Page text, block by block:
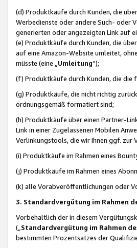
(d) Produktkäufe durch Kunden, die
Werbedienste oder andere Such- oder
generierten oder angezeigten Link auf
(e) Produktkäufe durch Kunden, die
auf eine Amazon-Website umleitet,
müsste (eine „ Umleitung“);
(f) Produktkäufe durch Kunden, die die
(g) Produktkäufe, die nicht richtig
ordnungsgemäß formatiert sind;
(h) Produktkäufe über einen Partner-
Link in einer Zugelassenen Mobilen
Verlinkungstools, die wir Ihnen ggf. zur
(i) Produktkäufe im Rahmen eines
(j) Produktkäufe im Rahmen eines
(k) alle Vorabveröffentlichungen oder
3. Standardvergütung im Rahmen
Vorbehaltlich der in diesem
(„ Standardvergütung im Rahmen
bestimmten Prozentsatzes der